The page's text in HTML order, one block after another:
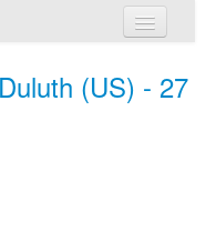
(US) - 27